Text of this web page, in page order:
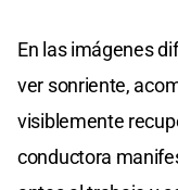
En las imágenes
ver sonriente,
visiblemente
conductora